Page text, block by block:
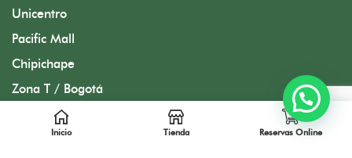
Unicentro
Pacific Mall
Chipichape
Zona T / Bogotá
Diseñado por FMC Group
Inicio Tienda Reservas Online